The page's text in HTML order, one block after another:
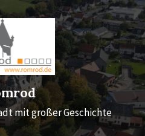
mit großer Geschichte